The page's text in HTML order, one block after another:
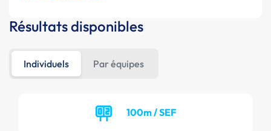
Résultats disponibles
Individuels Par équipes
100m / SEF